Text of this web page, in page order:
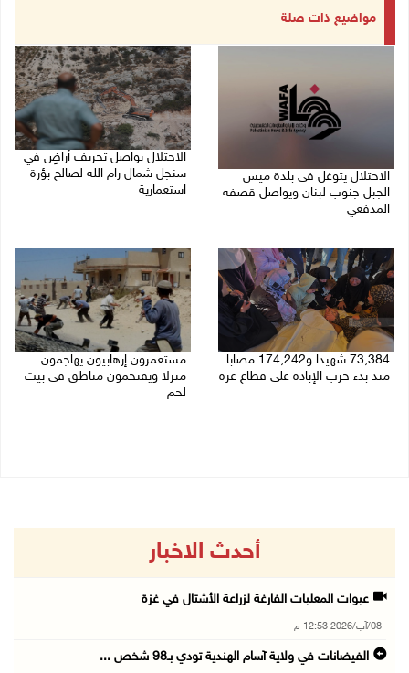
مواضيع ذات صلة
الاحتلال يتوغل في بلدة ميس
الجبل جنوب لبنان ويواصل قصفه
المدفعي
الاحتلال يواصل تجريف أراضٍ في
سنجل شمال رام الله لصالح بؤرة
استعمارية
73,384 شهيدا و174,242 مصابا
منذ بدء حرب الإبادة على قطاع غزة
مستعمرون إرهابيون يهاجمون
منزلا ويقتحمون مناطق في بيت
لحم
أحدث الاخبار
عبوات المعلبات الفارغة لزراعة الأشتال في غزة
08/آب/2026 12:53 م
الفيضانات في ولاية آسام الهندية تودي بـ98 شخص ...